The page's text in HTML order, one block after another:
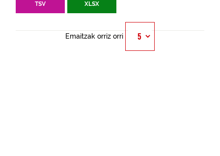
TSV XLSX
Emaitzak orriz orri